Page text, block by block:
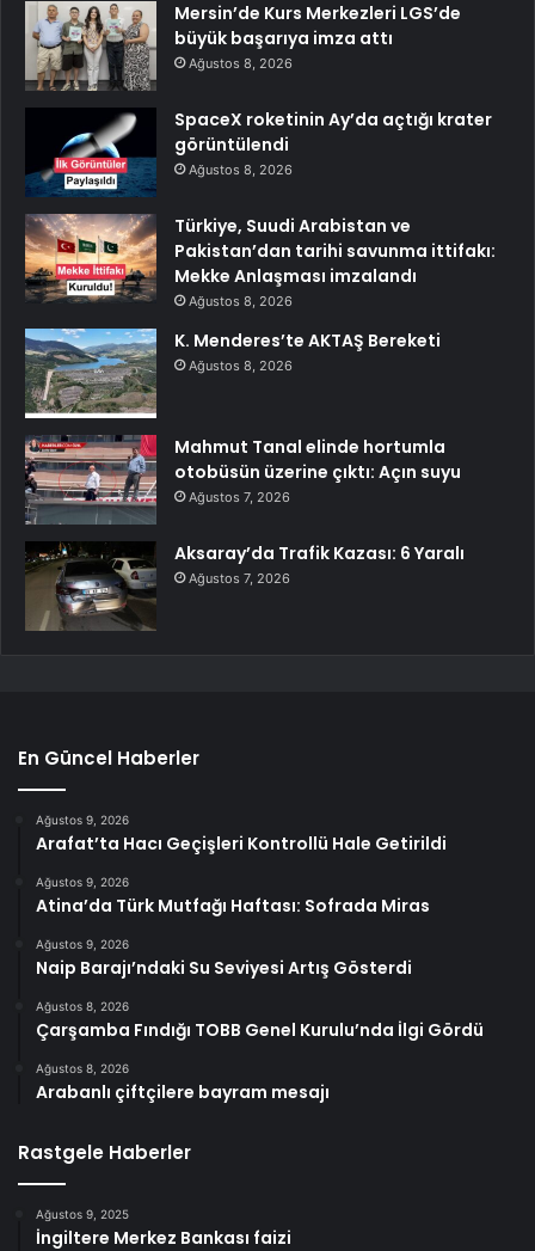
Mersin’de Kurs Merkezleri LGS’de
büyük başarıya imza attı
Ağustos 8, 2026
SpaceX roketinin Ay’da açtığı krater
görüntülendi
Ağustos 8, 2026
Türkiye, Suudi Arabistan ve
Pakistan’dan tarihi savunma ittifakı:
Mekke Anlaşması imzalandı
Ağustos 8, 2026
K. Menderes’te AKTAŞ Bereketi
Ağustos 8, 2026
Mahmut Tanal elinde hortumla
otobüsün üzerine çıktı: Açın suyu
Ağustos 7, 2026
Aksaray’da Trafik Kazası: 6 Yaralı
Ağustos 7, 2026
En Güncel Haberler
Ağustos 9, 2026
Arafat’ta Hacı Geçişleri Kontrollü Hale Getirildi
Ağustos 9, 2026
Atina’da Türk Mutfağı Haftası: Sofrada Miras
Ağustos 9, 2026
Naip Barajı’ndaki Su Seviyesi Artış Gösterdi
Ağustos 8, 2026
Çarşamba Fındığı TOBB Genel Kurulu’nda İlgi Gördü
Ağustos 8, 2026
Arabanlı çiftçilere bayram mesajı
Rastgele Haberler
Ağustos 9, 2025
İngiltere Merkez Bankası faizi